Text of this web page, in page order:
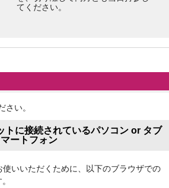
てください。
さい。
トに接続されているパソコン or タブ
ートフォン
いいただくために、以下のブラウザでの